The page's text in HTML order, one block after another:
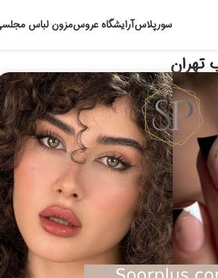
سورپلاسآرایشگاه عروسمزون لباس
تهران